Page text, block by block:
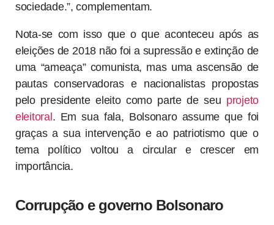
sociedade.”, complementam.
Nota-se com isso que o que aconteceu após as
eleições de 2018 não foi a supressão e extinção de
uma “ameaça” comunista, mas uma ascensão de
pautas conservadoras e nacionalistas propostas
pelo presidente eleito como parte de seu projeto
eleitoral . Em sua fala, Bolsonaro assume que foi
graças a sua intervenção e ao patriotismo que o
tema político voltou a circular e crescer em
importância.
Corrupção e governo Bolsonaro